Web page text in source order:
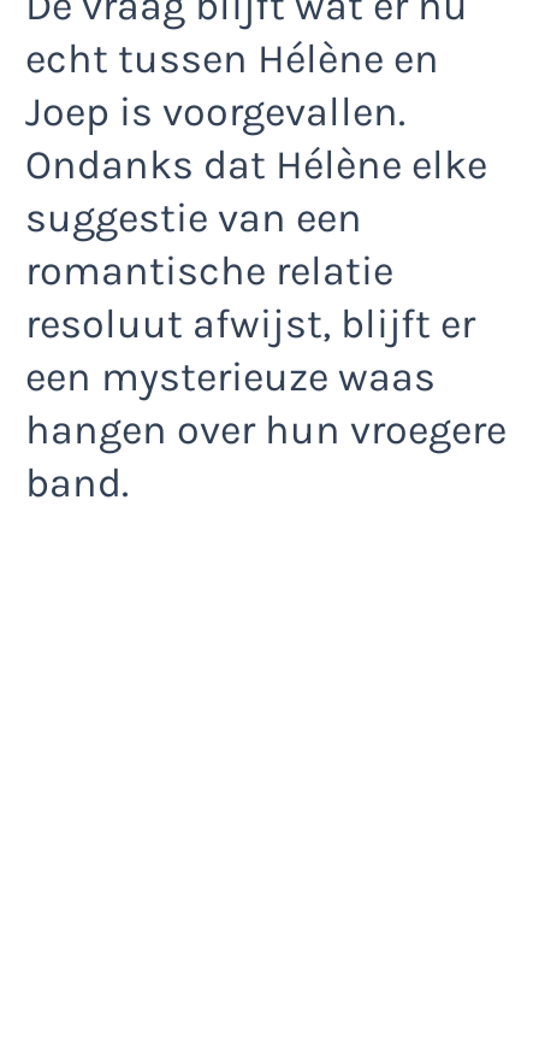
echt tussen Hélène en
Joep is voorgevallen.
Ondanks dat Hélène elke
suggestie van een
romantische relatie
resoluut afwijst, blijft er
een mysterieuze waas
hangen over hun vroegere
band.